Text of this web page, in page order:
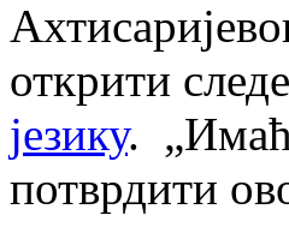
открити
језику.
потврдити